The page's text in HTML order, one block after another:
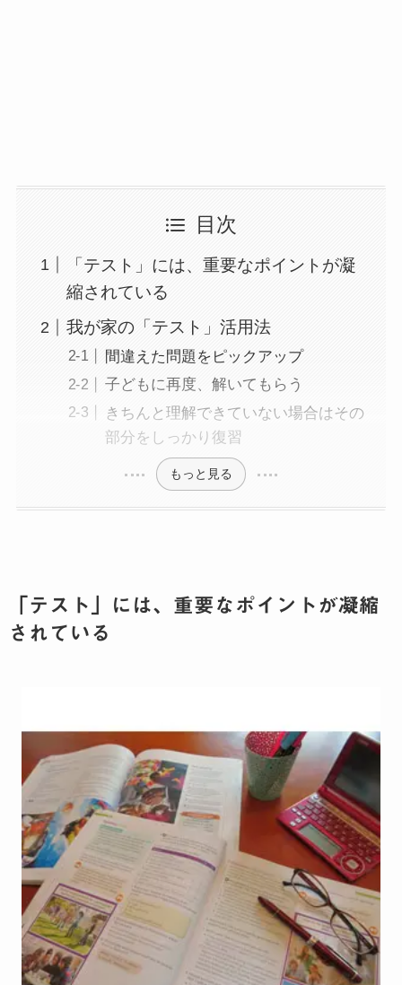
目次
「テスト」には、重要なポイントが凝
縮されている
我が家の「テスト」活用法
間違えた問題をピックアップ
子どもに再度、解いてもらう
きちんと理解できていない場合はその
部分をしっかり復習
もっと見る
「テスト」には、重要なポイントが凝縮
されている